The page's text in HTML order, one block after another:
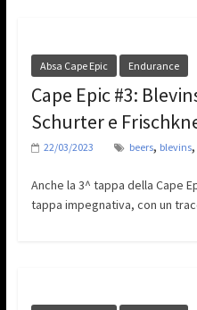
Absa Cape Epic Endurance
Cape Epic #3:
Schurter e
22/03/2023 beers, blevins,
Anche la 3^ tappa della Cape
tappa impegnativa, con un